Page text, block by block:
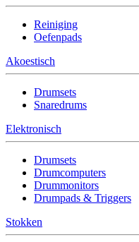
Reiniging
Oefenpads
Akoestisch
Drumsets
Snaredrums
Elektronisch
Drumsets
Drumcomputers
Drummonitors
Drumpads & Triggers
Stokken